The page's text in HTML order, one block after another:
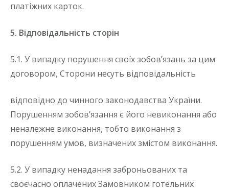
платіжних карток.
5. Відповідальність сторін
5.1. У випадку порушення своїх зобов’язань за цим
договором, Сторони несуть відповідальність
відповідно до чинного законодавства України.
Порушенням зобов’язання є його невиконання або
неналежне виконання, тобто виконання з
порушенням умов, визначених змістом виконання.
5.2. У випадку ненадання заброньованих та
своєчасно оплачених Замовником готельних